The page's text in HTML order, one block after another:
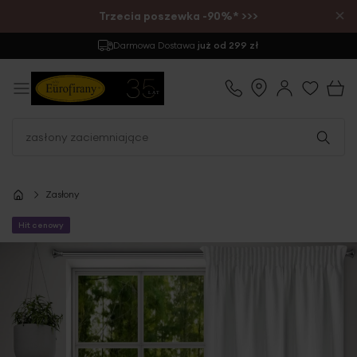
Trzecia poszewka -90%* >>> ×
Zwrotdo 30 dni
Zasłony
galerii
Hit cenowy